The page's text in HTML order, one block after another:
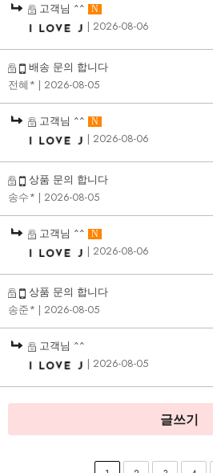
고객님 ^^ N
| 2026-08-06
배송 문의 합니다
전혜* | 2026-08-05
고객님 ^^ N
| 2026-08-06
상품 문의 합니다
송수* | 2026-08-05
고객님 ^^ N
| 2026-08-06
상품 문의 합니다
송준* | 2026-08-05
고객님 ^^
| 2026-08-05
글쓰기